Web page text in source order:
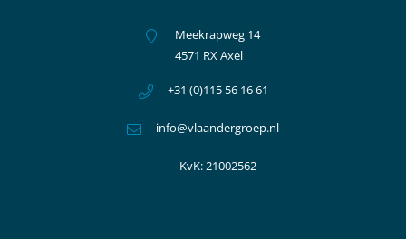
Meekrapweg 14
4571 RX Axel
+31 (0)115 56 16 61
info@vlaandergroep.nl
KvK: 21002562